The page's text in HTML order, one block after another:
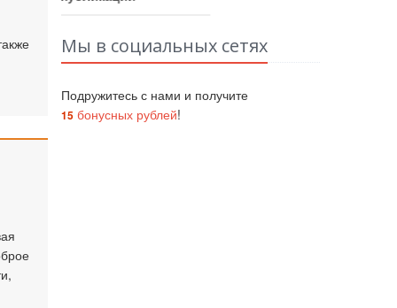
Мы в социальных сетях
Подружитесь с нами и получите
15бонусных рублей!